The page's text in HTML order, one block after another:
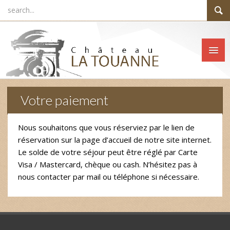
Votre paiement
Nous souhaitons que vous réserviez par le lien de
réservation sur la page d’accueil de notre site internet.
Le solde de votre séjour peut être réglé par Carte
Visa / Mastercard, chèque ou cash. N’hésitez pas à
nous contacter par mail ou téléphone si nécessaire.